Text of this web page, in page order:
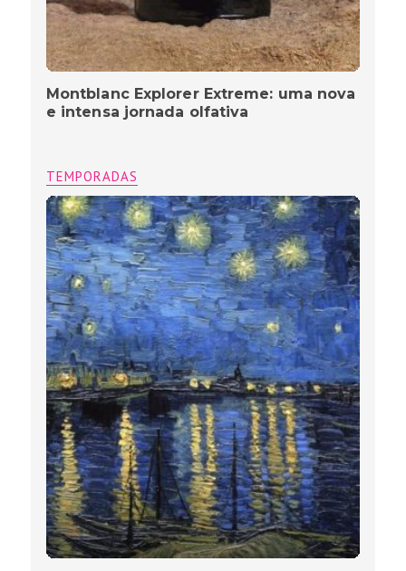
Montblanc Explorer Extreme: uma nova
e intensa jornada olfativa
TEMPORADAS